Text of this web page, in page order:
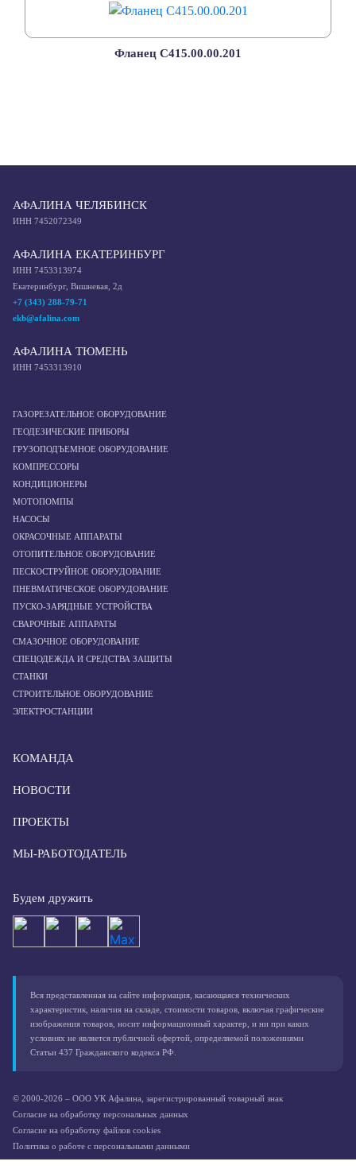
Фланец С415.00.00.201
АФАЛИНА ЧЕЛЯБИНСК
ИНН 7452072349
АФАЛИНА ЕКАТЕРИНБУРГ
ИНН 7453313974
Екатеринбург, Вишневая, 2д
+7 (343) 288-79-71
ekb@afalina.com
АФАЛИНА ТЮМЕНЬ
ИНН 7453313910
ГАЗОРЕЗАТЕЛЬНОЕ ОБОРУДОВАНИЕ
ГЕОДЕЗИЧЕСКИЕ ПРИБОРЫ
ГРУЗОПОДЪЕМНОЕ ОБОРУДОВАНИЕ
КОМПРЕССОРЫ
КОНДИЦИОНЕРЫ
МОТОПОМПЫ
НАСОСЫ
ОКРАСОЧНЫЕ АППАРАТЫ
ОТОПИТЕЛЬНОЕ ОБОРУДОВАНИЕ
ПЕСКОСТРУЙНОЕ ОБОРУДОВАНИЕ
ПНЕВМАТИЧЕСКОЕ ОБОРУДОВАНИЕ
ПУСКО-ЗАРЯДНЫЕ УСТРОЙСТВА
СВАРОЧНЫЕ АППАРАТЫ
СМАЗОЧНОЕ ОБОРУДОВАНИЕ
СПЕЦОДЕЖДА И СРЕДСТВА ЗАЩИТЫ
СТАНКИ
СТРОИТЕЛЬНОЕ ОБОРУДОВАНИЕ
ЭЛЕКТРОСТАНЦИИ
КОМАНДА
НОВОСТИ
ПРОЕКТЫ
МЫ-РАБОТОДАТЕЛЬ
Будем дружить
Вся представленная на сайте информация, касающаяся технических
характеристик, наличия на складе, стоимости товаров, включая графические
изображения товаров, носит информационный характер, и ни при каких
условиях не является публичной офертой, определяемой положениями
Статьи 437 Гражданского кодекса РФ.
© 2000-2026 – ООО УК Афалина, зарегистрированный товарный знак
Согласие на обработку персональных данных
Согласие на обработку файлов cookies
Политика о работе с персональными данными